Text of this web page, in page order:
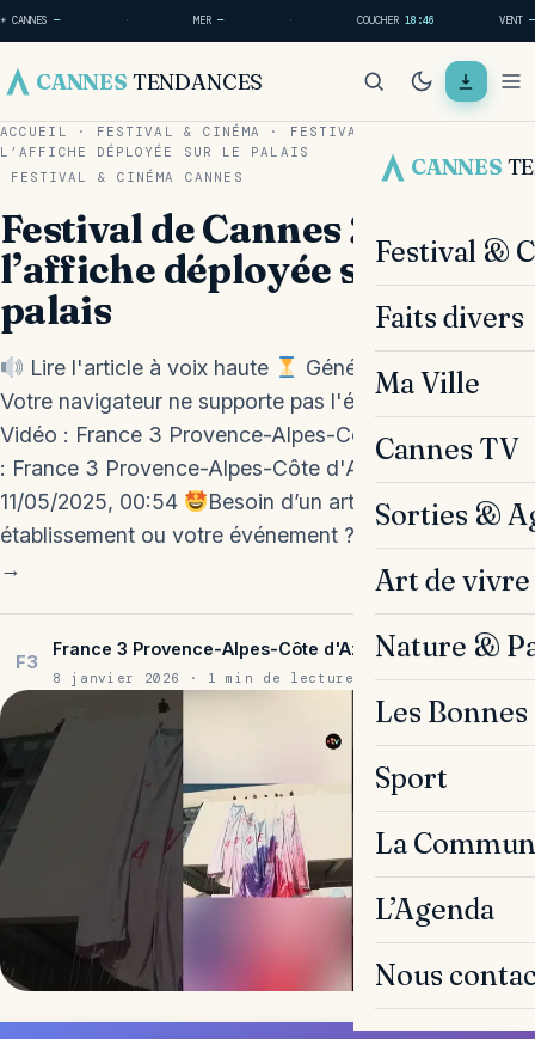
☀ CANNES — · MER— · COUCHER18:46 VENT —
CANNES TENDANCES
CANNES
Festival &
Faits divers
Ma Ville
Cannes TV
Sorties &
Art de vivre
Nature &
Les
Sport
La
L’Agenda
Nous
ACCUEIL · FESTIVAL & CINÉMA · FESTIVAL DE CANNES 2025 :
L’AFFICHE DÉPLOYÉE SUR LE PALAIS
FESTIVAL & CINÉMA
CANNES
Festival de Cannes 2025 :
l’affiche déployée sur le
palais
Lire l'article à voix haute
Génération en cours...
Votre navigateur ne supporte pas l'élément audio.
Vidéo : France 3 Provence-Alpes-Côte d'Azur Source
: France 3 Provence-Alpes-Côte d'Azur —
11/05/2025, 00:54
Besoin d’un article sur votre
établissement ou votre événement ? Contactez-nous !
→
F3
France 3 Provence-Alpes-Côte d'Azur
8 janvier 2026 · 1 min de lecture